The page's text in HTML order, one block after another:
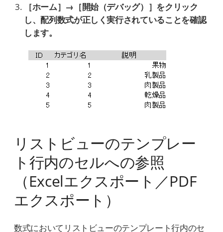
［ホーム］→［開始（デバッグ）］をクリック
し、配列数式が正しく実行されていることを確認
します。
リストビューのテンプレー
ト行内のセルへの参照
（Excelエクスポート／PDF
エクスポート）
数式においてリストビューのテンプレート行内のセ